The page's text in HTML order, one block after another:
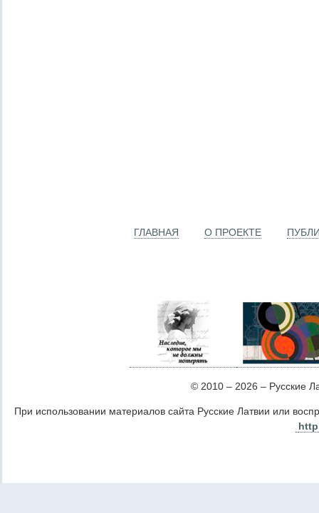
ГЛАВНАЯ О ПРОЕКТЕ
© 2010 – 2026 – Русские
При использовании материалов сайта Русские Латвии или